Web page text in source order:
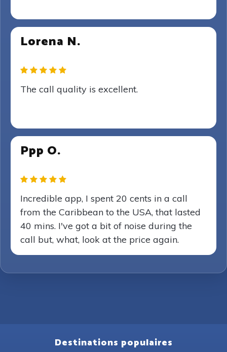
Lorena N.
The call quality is excellent.
Ppp O.
Incredible app, I spent 20 cents in a call
from the Caribbean to the USA, that lasted
40 mins. I've got a bit of noise during the
call but, what, look at the price again.
Destinations populaires